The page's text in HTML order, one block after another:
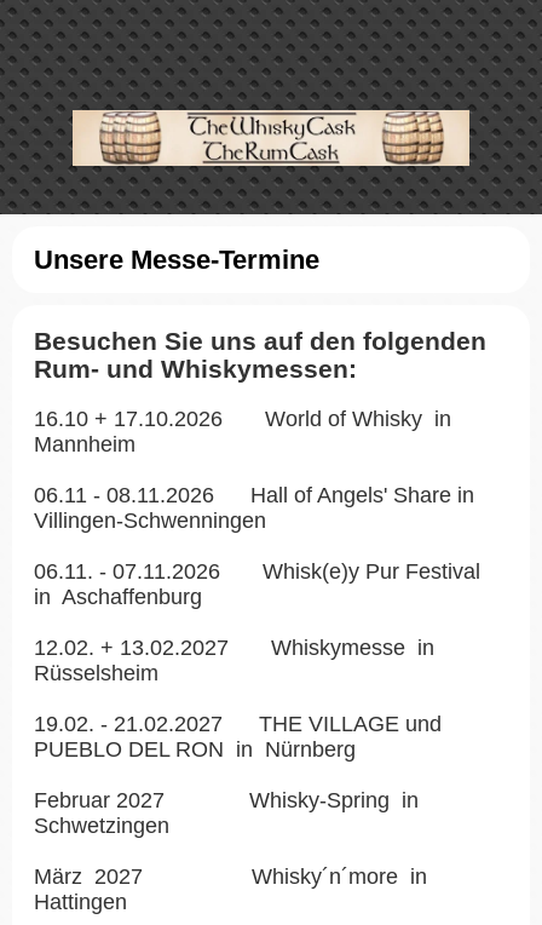
Unsere Messe-Termine
Besuchen Sie uns auf den folgenden
Rum- und Whiskymessen:
16.10 + 17.10.2026 World of Whisky in
Mannheim
06.11 - 08.11.2026 Hall of Angels' Share in
Villingen-Schwenningen
06.11. - 07.11.2026 Whisk(e)y Pur Festival
in Aschaffenburg
12.02. + 13.02.2027 Whiskymesse in
Rüsselsheim
19.02. - 21.02.2027 THE VILLAGE und
PUEBLO DEL RON in Nürnberg
Februar 2027 Whisky-Spring in
Schwetzingen
März 2027 Whisky´n´more in
Hattingen